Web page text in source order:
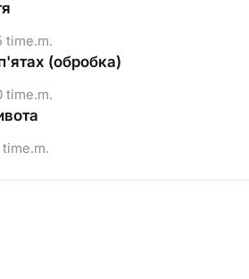
time.m.
(обробка)
time.m.
time.m.